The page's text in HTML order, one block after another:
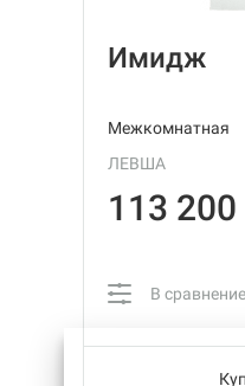
Имидж
Межкомнатная
ЛЕВША
113 200
В сравнение